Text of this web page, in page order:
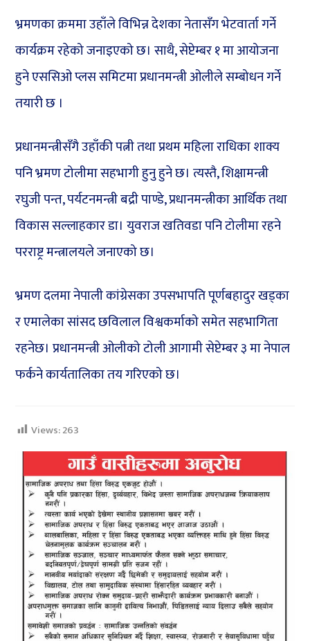
भ्रमणका क्रममा उहाँले विभिन्न देशका नेतासँग भेटवार्ता गर्ने
कार्यक्रम रहेको जनाइएको छ। साथै, सेप्टेम्बर १ मा आयोजना
हुने एससिओ प्लस समिटमा प्रधानमन्त्री ओलीले सम्बोधन गर्ने
तयारी छ ।
प्रधानमन्त्रीसँगै उहाँकी पत्नी तथा प्रथम महिला राधिका शाक्य
पनि भ्रमण टोलीमा सहभागी हुनु हुने छ। त्यस्तै, शिक्षामन्त्री
रघुजी पन्त, पर्यटनमन्त्री बद्री पाण्डे, प्रधानमन्त्रीका आर्थिक तथा
विकास सल्लाहकार डा। युवराज खतिवडा पनि टोलीमा रहने
परराष्ट्र मन्त्रालयले जनाएको छ।
भ्रमण दलमा नेपाली कांग्रेसका उपसभापति पूर्णबहादुर खड्का
र एमालेका सांसद छविलाल विश्वकर्माको समेत सहभागिता
रहनेछ। प्रधानमन्त्री ओलीको टोली आगामी सेप्टेम्बर ३ मा नेपाल
फर्कने कार्यतालिका तय गरिएको छ।
Views:263